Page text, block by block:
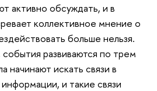
активно обсуждать, и в
коллективное мнение о
больше нельзя.
развиваются по трем
начинают искать связи в
и такие связи